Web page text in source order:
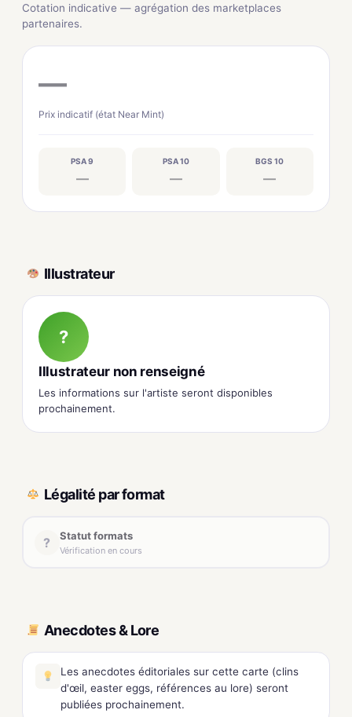
Cotation indicative — agrégation des marketplaces
partenaires.
—
Prix indicatif (état Near Mint)
PSA 9
—
PSA 10
—
BGS 10
—
Illustrateur
?
Illustrateur non renseigné
Les informations sur l'artiste seront disponibles
prochainement.
Légalité par format
? Statut formats
Vérification en cours
Anecdotes & Lore
Les anecdotes éditoriales sur cette carte (clins
d'œil, easter eggs, références au lore) seront
publiées prochainement.